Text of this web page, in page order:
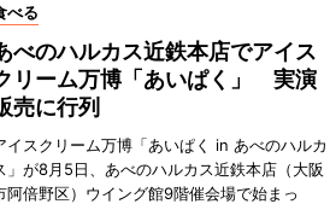
べる
べのハルカス近鉄本店でアイス
リーム万博「あいぱく」 実演
売に行列
イスクリーム万博「あいぱく in あべのハルカ
」が8月5日、あべのハルカス近鉄本店（大阪
阿倍野区）ウイング館9階催会場で始まっ